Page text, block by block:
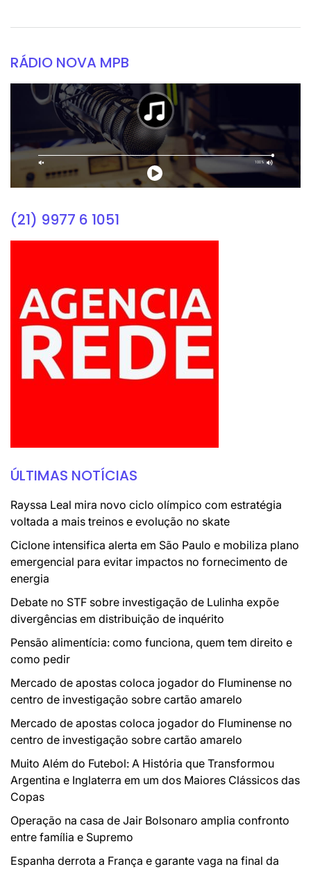
RÁDIO NOVA MPB
(21) 9977 6 1051
ÚLTIMAS NOTÍCIAS
Rayssa Leal mira novo ciclo olímpico com estratégia
voltada a mais treinos e evolução no skate
Ciclone intensifica alerta em São Paulo e mobiliza plano
emergencial para evitar impactos no fornecimento de
energia
Debate no STF sobre investigação de Lulinha expõe
divergências em distribuição de inquérito
Pensão alimentícia: como funciona, quem tem direito e
como pedir
Mercado de apostas coloca jogador do Fluminense no
centro de investigação sobre cartão amarelo
Mercado de apostas coloca jogador do Fluminense no
centro de investigação sobre cartão amarelo
Muito Além do Futebol: A História que Transformou
Argentina e Inglaterra em um dos Maiores Clássicos das
Copas
Operação na casa de Jair Bolsonaro amplia confronto
entre família e Supremo
Espanha derrota a França e garante vaga na final da